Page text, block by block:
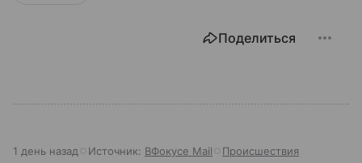
Поделиться
1 день назад Источник: ВФокусе Mail Происшествия